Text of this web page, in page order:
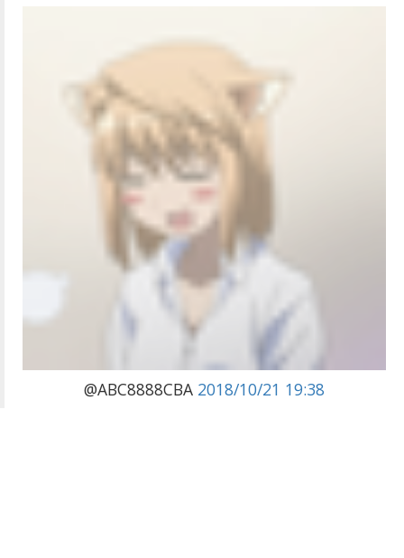
@ABC8888CBA 2018/10/21 19:38